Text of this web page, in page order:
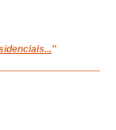
"